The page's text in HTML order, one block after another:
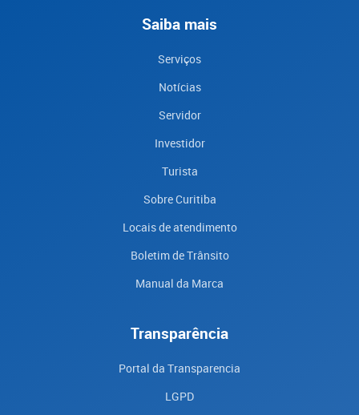
Saiba mais
Serviços
Notícias
Servidor
Investidor
Turista
Sobre Curitiba
Locais de atendimento
Boletim de Trânsito
Manual da Marca
Transparência
Portal da Transparencia
LGPD